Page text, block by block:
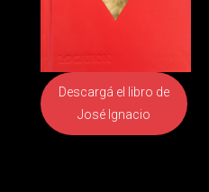
Descargá el libro de
José Ignacio